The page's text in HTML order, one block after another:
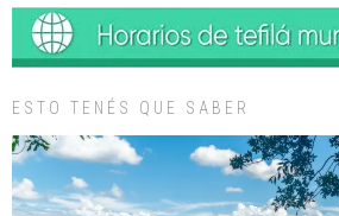
ESTO TENÉS QUE SABER